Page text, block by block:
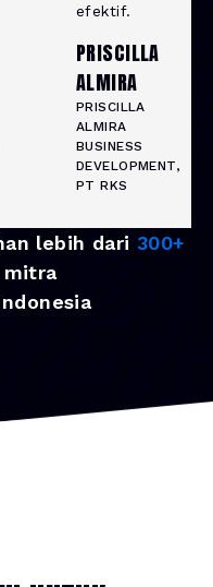
efektif.
PRISCILLA
ALMIRA
PRISCILLA
ALMIRA
BUSINESS
DEVELOPMENT,
PT RKS
lebih dari 300+
mitra